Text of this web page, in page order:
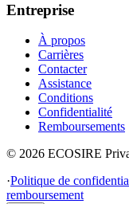
Entreprise
À propos
Carrières
Contacter
Assistance
Conditions
Confidentialité
Remboursements
© 2026 ECOSIRE
·Politique de
remboursement